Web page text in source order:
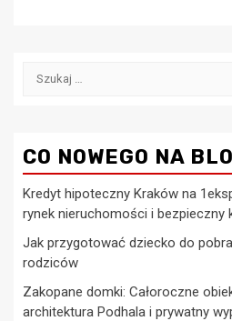
Szukaj:
CO NOWEGO NA
Kredyt hipoteczny Kraków na
rynek nieruchomości i bezpieczny
Jak przygotować dziecko do
rodziców
Zakopane domki: Całoroczne
architektura Podhala i prywatny